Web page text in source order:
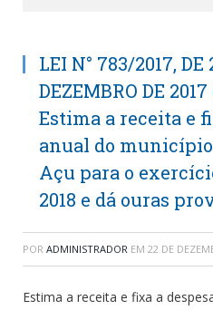
LEI N° 783/2017, DE
DEZEMBRO DE
Estima a receita e
anual do
Açu para o
2018 e dá ouras
POR ADMINISTRADOR EM 22 DE
Estima a receita e fixa a